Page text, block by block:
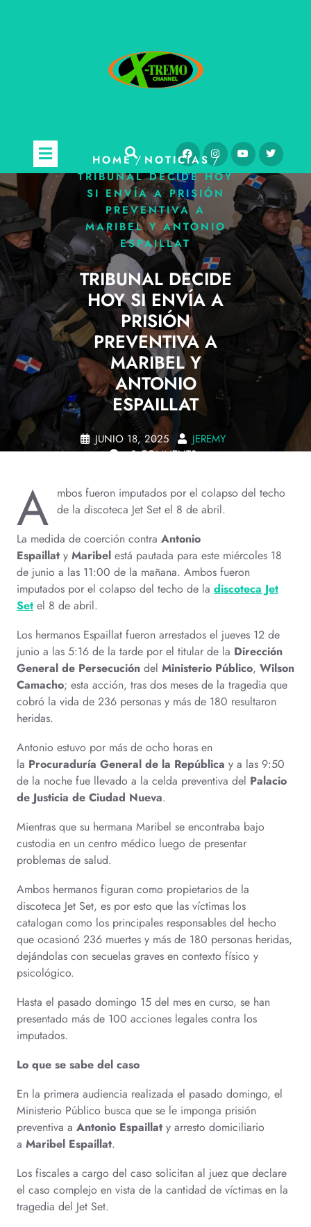
HOME/ NOTICIAS/
TRIBUNAL DECIDE HOY
SI ENVÍA A PRISIÓN
PREVENTIVA A
MARIBEL Y ANTONIO
ESPAILLAT
TRIBUNAL DECIDE
HOY SI ENVÍA A
PRISIÓN
PREVENTIVA A
MARIBEL Y
ANTONIO
ESPAILLAT
JUNIO 18, 2025
JEREMY
0 COMMENTS
A mbos fueron imputados por el colapso del techo
de la discoteca Jet Set el 8 de abril.
La medida de coerción contra Antonio
Espaillat y Maribel está pautada para este miércoles 18
de junio a las 11:00 de la mañana. Ambos fueron
imputados por el colapso del techo de la discoteca Jet
Set el 8 de abril.
Los hermanos Espaillat fueron arrestados el jueves 12 de
junio a las 5:16 de la tarde por el titular de la Dirección
General de Persecución del Ministerio Público, Wilson
Camacho; esta acción, tras dos meses de la tragedia que
cobró la vida de 236 personas y más de 180 resultaron
heridas.
Antonio estuvo por más de ocho horas en
la Procuraduría General de la República y a las 9:50
de la noche fue llevado a la celda preventiva del Palacio
de Justicia de Ciudad Nueva.
Mientras que su hermana Maribel se encontraba bajo
custodia en un centro médico luego de presentar
problemas de salud.
Ambos hermanos figuran como propietarios de la
discoteca Jet Set, es por esto que las víctimas los
catalogan como los principales responsables del hecho
que ocasionó 236 muertes y más de 180 personas heridas,
dejándolas con secuelas graves en contexto físico y
psicológico.
Hasta el pasado domingo 15 del mes en curso, se han
presentado más de 100 acciones legales contra los
imputados.
Lo que se sabe del caso
En la primera audiencia realizada el pasado domingo, el
Ministerio Público busca que se le imponga prisión
preventiva a Antonio Espaillat y arresto domiciliario
a Maribel Espaillat.
Los fiscales a cargo del caso solicitan al juez que declare
el caso complejo en vista de la cantidad de víctimas en la
tragedia del Jet Set.